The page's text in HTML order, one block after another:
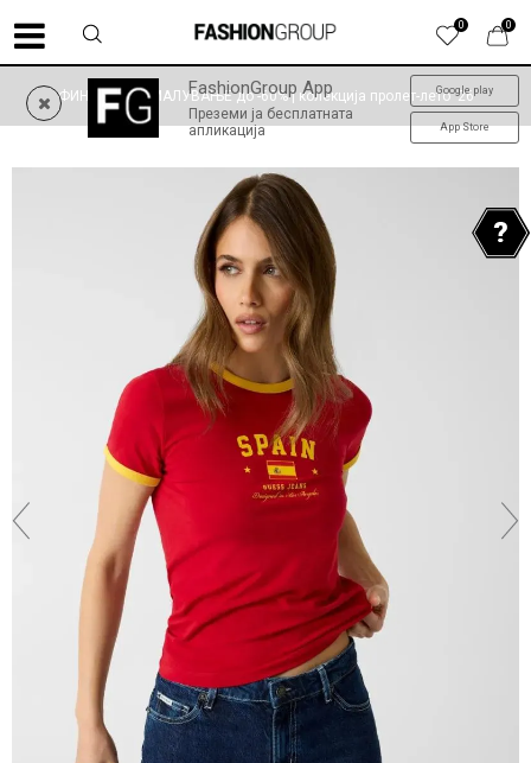
0
0
FashionGroup App
Преземи ја бесплатната
апликација
Google play
App Store
ФИНАЛНО НАМАЛУВАЊЕ до -60% | колекција пролет-лето '26